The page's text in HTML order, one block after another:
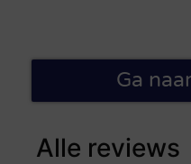
Ga
Alle reviews